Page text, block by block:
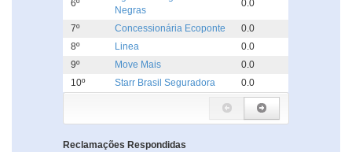
6º
Negras
0.0
7º Concessionária Ecoponte
0.0
8º
Linea
0.0
9º
Move Mais
0.0
10º
Starr Brasil Seguradora 0.0
Reclamações Respondidas